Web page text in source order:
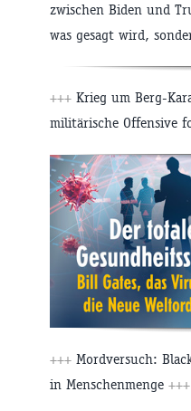
zwischen Biden und
was gesagt wird,
+++ Krieg um Berg-
militärische Offensive
+++ Mordversuch:
in Menschenmenge +++